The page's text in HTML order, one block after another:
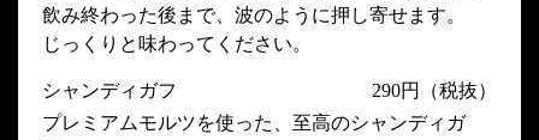
飲み終わった後まで、波のように押し寄せます。
じっくりと味わってください。
シャンディガフ
290円（税抜）
プレミアムモルツを使った、至高のシャンディガ